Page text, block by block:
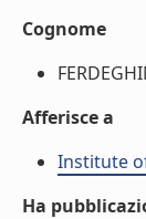
Cognome
Afferisce a
Institute
Ha